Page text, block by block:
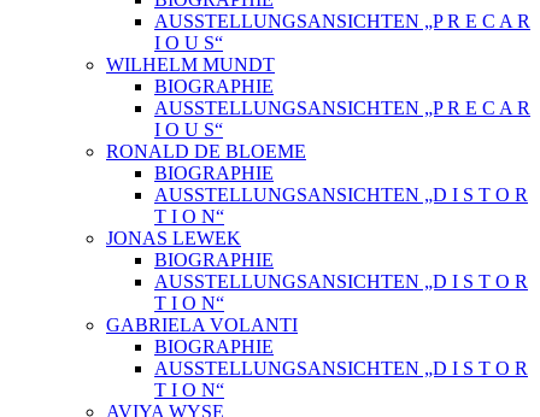
AUSSTELLUNGSANSICHTEN „P R E C A R
I O U S“
WILHELM MUNDT
BIOGRAPHIE
AUSSTELLUNGSANSICHTEN „P R E C A R
I O U S“
RONALD DE BLOEME
BIOGRAPHIE
AUSSTELLUNGSANSICHTEN „D I S T O R
T I O N“
JONAS LEWEK
BIOGRAPHIE
AUSSTELLUNGSANSICHTEN „D I S T O R
T I O N“
GABRIELA VOLANTI
BIOGRAPHIE
AUSSTELLUNGSANSICHTEN „D I S T O R
T I O N“
AVIYA WYSE